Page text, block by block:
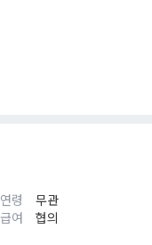
연령
무관
급여
협의